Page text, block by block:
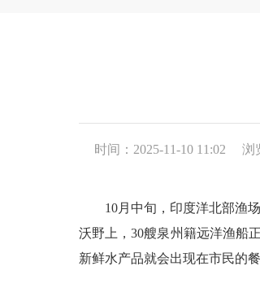
时间：2025-11-10 11:02 浏
10月中旬，印度洋北部渔场
沃野上，30艘泉州籍远洋渔船
新鲜水产品就会出现在市民的餐